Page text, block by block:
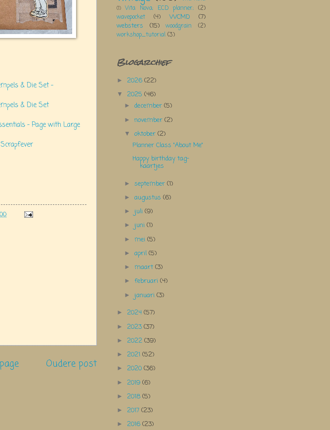
& Die Set –
& Die Set
– Page with Large
Oudere post
(1) Vita Nova; ECD planner; (2)
wavepocket
(4) WCMD
(7)
websters
(15) woodgrain
(2)
workshop_tutorial (3)
Blogarchief
► 2026 (22)
▼ 2025 (46)
►december(5)
►november(2)
▼oktober(2)
Planner Class "About Me"
Happy birthday tag-
kaartjes
►september(1)
►augustus(6)
► juli(9)
► juni(1)
► mei(5)
►april(5)
► maart(3)
►februari(4)
► januari(3)
► 2024 (57)
► 2023 (37)
► 2022 (39)
► 2021 (52)
► 2020 (36)
► 2019 (6)
► 2018 (5)
► 2017 (23)
► 2016 (23)